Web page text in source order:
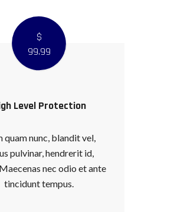
Level Protection
$
99.99
quam nunc, blandit vel,
pulvinar, hendrerit id,
nec odio et ante
tincidunt tempus.